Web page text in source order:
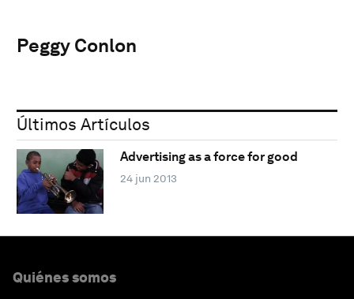
Peggy Conlon
Últimos Artículos
Advertising as a force for good
24 jun 2013
Quiénes somos